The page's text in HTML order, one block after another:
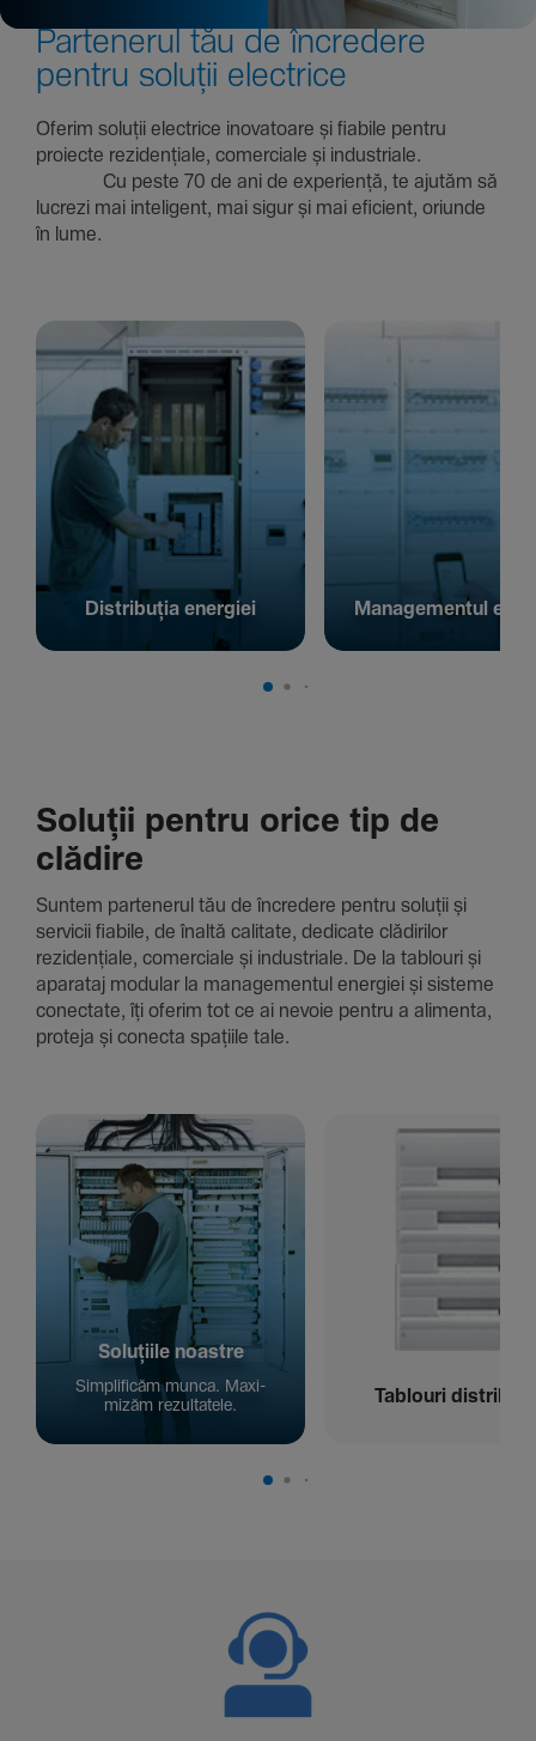
Parte­nerul tău de încre­dere
pentru soluții electrice
Oferim soluții electrice inova­toare și fiabile pentru
proiecte rezi­den­țiale, comer­ciale și indus­triale.
Cu peste 70 de ani de expe­riență, te ajutăm să
lucrezi mai inte­li­gent, mai sigur și mai eficient, oriunde
în lume.
Distribuția energiei Managementul
Soluții pentru orice tip de
clădire
Suntem parte­nerul tău de încre­dere pentru soluții și
servicii fiabile, de înaltă cali­tate, dedi­cate clădi­rilor
rezi­den­țiale, comer­ciale și indus­triale. De la tablouri și
aparataj modular la managementul energiei și sisteme
conec­tate, îți oferim tot ce ai nevoie pentru a alimenta,
proteja și conecta spațiile tale.
Solu­țiile noastre
Simpli­ficăm munca. Maxi­
mizăm rezul­ta­tele.
Tablouri